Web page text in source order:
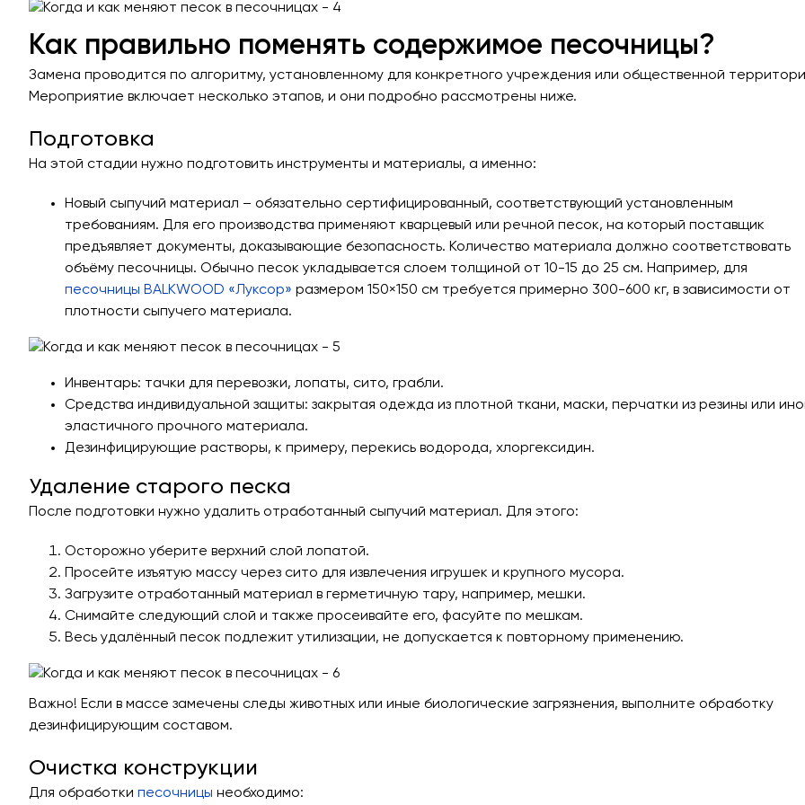
Как правильно поменять содержимое песочницы?
Замена проводится по алгоритму, установленному для конкретного учреждения или общественной
Мероприятие включает несколько этапов, и они подробно рассмотрены ниже.
Подготовка
На этой стадии нужно подготовить инструменты и материалы, а именно:
Новый сыпучий материал – обязательно сертифицированный, соответствующий установленным
требованиям. Для его производства применяют кварцевый или речной песок, на который поставщик
предъявляет документы, доказывающие безопасность. Количество материала должно соответствовать
объёму песочницы. Обычно песок укладывается слоем толщиной от 10-15 до 25 см. Например, для
песочницы BALKWOOD «Луксор» размером 150×150 см требуется примерно 300-600 кг, в зависимости от
плотности сыпучего материала.
Инвентарь: тачки для перевозки, лопаты, сито, грабли.
Средства индивидуальной защиты: закрытая одежда из плотной ткани, маски, перчатки из резины или
эластичного прочного материала.
Дезинфицирующие растворы, к примеру, перекись водорода, хлоргексидин.
Удаление старого песка
После подготовки нужно удалить отработанный сыпучий материал. Для этого:
Осторожно уберите верхний слой лопатой.
Просейте изъятую массу через сито для извлечения игрушек и крупного мусора.
Загрузите отработанный материал в герметичную тару, например, мешки.
Снимайте следующий слой и также просеивайте его, фасуйте по мешкам.
Весь удалённый песок подлежит утилизации, не допускается к повторному применению.
Важно! Если в массе замечены следы животных или иные биологические загрязнения, выполните обработку
дезинфицирующим составом.
Очистка конструкции
Для обработки песочницы необходимо: